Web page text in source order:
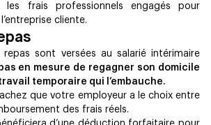
frais professionnels engagés pour
cliente.
repas sont versées au salarié intérimaire
en mesure de regagner son domicile
temporaire qui l’embauche.
que votre employeur a le choix entre
des frais réels.